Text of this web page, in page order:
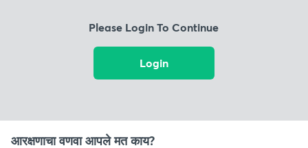
Please Login To Continue
Login
आरक्षणाचा वणवा आपले मत काय?